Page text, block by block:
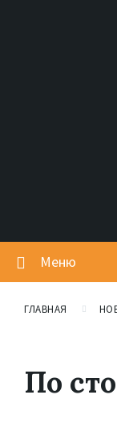
Меню
ГЛАВНАЯ
По